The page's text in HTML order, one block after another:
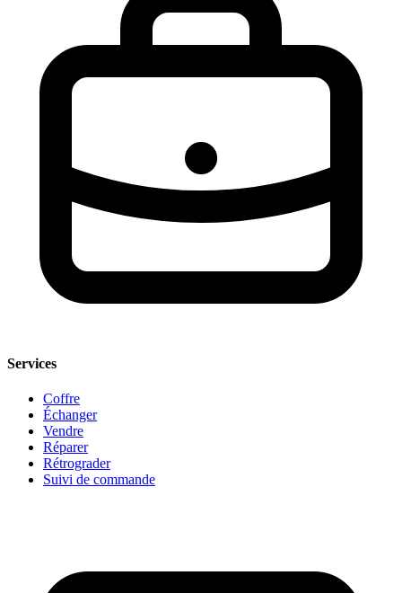
Services
Coffre
Échanger
Vendre
Réparer
Rétrograder
Suivi de commande